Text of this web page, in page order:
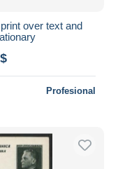
over text and
Profesional